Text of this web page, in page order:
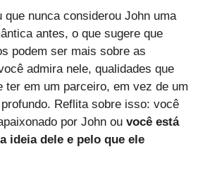
que nunca considerou John uma
antes, o que sugere que
podem ser mais sobre as
admira nele, qualidades que
ter em um parceiro, em vez de um
Reflita sobre isso: você
por John ou você está
ideia dele e pelo que ele